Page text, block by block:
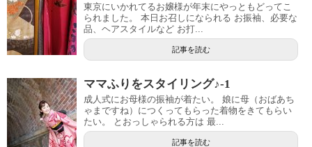
東京にいかれてるお嬢様が年末にやっともどってこ
られました。 本日お召しになられる お振袖、必要な
品、ヘアスタイルなど お打...
記事を読む
ママふりをスタイリング♪-1
成人式にお母様の振袖が着たい。 娘に母（おばあち
ゃまですね）につくってもらった着物をきてもらい
たい。 とおっしゃられる方は 最...
記事を読む